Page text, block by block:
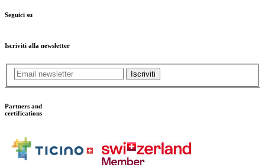
Seguici su
Iscriviti alla newsletter
Iscriviti
Partners and
certifications